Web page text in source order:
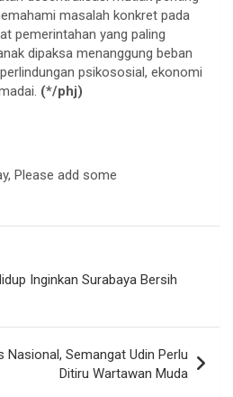
masalah konkret pada
pemerintahan yang paling
dipaksa menanggung beban
psikososial, ekonomi
(*/phj)
Please add some
Inginkan Surabaya Bersih
Nasional, Semangat Udin Perlu
Ditiru Wartawan Muda